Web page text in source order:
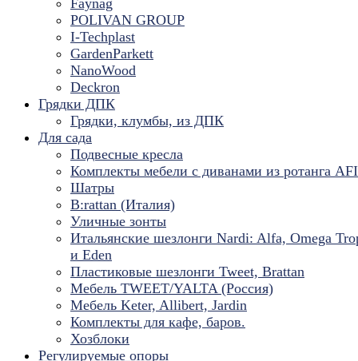
Faynag
POLIVAN GROUP
I-Techplast
GardenParkett
NanoWood
Deckron
Грядки ДПК
Грядки, клумбы, из ДПК
Для сада
Подвесные кресла
Комплекты мебели с диванами из ротанга
Шатры
B:rattan (Италия)
Уличные зонты
Итальянские шезлонги Nardi: Alfa, Omega
и Eden
Пластиковые шезлонги Tweet, Brattan
Мебель TWEET/YALTA (Россия)
Мебель Keter, Allibert, Jardin
Комплекты для кафе, баров.
Хозблоки
Регулируемые опоры